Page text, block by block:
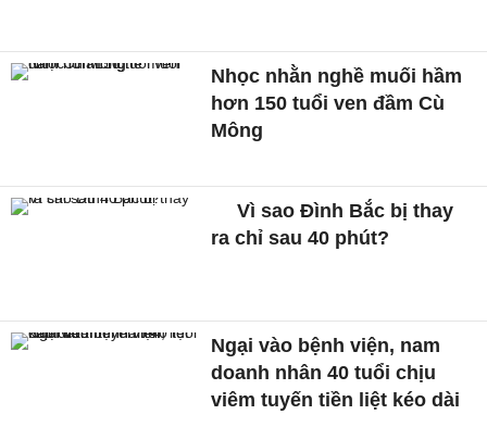
Nhọc nhằn nghề muối hầm
hơn 150 tuổi ven đầm Cù
Mông
Vì sao Đình Bắc bị thay
ra chỉ sau 40 phút?
Ngại vào bệnh viện, nam
doanh nhân 40 tuổi chịu
viêm tuyến tiền liệt kéo dài